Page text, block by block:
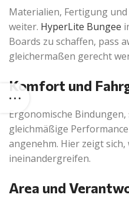
Materialien, Fertigung
weiter. HyperLite Bungee
Boards zu schaffen, pass
gleichermaßen gerecht
Komfort und
Ergonomische
gleichmäßige
angenehm. Hier zeigt
ineinandergreifen.
Area und